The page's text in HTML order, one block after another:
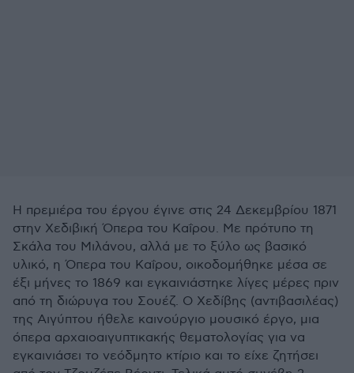
Η πρεμιέρα του έργου έγινε στις 24 Δεκεμβρίου 1871
στην Χεδιβική Όπερα του Καΐρου. Με πρότυπο τη
Σκάλα του Μιλάνου, αλλά με το ξύλο ως βασικό
υλικό, η Όπερα του Καΐρου, οικοδομήθηκε μέσα σε
έξι μήνες το 1869 και εγκαινιάστηκε λίγες μέρες πριν
από τη διώρυγα του Σουέζ. Ο Χεδίβης (αντιβασιλέας)
της Αιγύπτου ήθελε καινούργιο μουσικό έργο, μια
όπερα αρχαιοαιγυπτικακής θεματολογίας για να
εγκαινιάσει το νεόδμητο κτίριο και το είχε ζητήσει